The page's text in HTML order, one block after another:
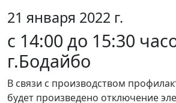
21 января 2022 г.
c 14:00 до 15:30
г.Бодайбо
В связи с производством
будет произведено отключение